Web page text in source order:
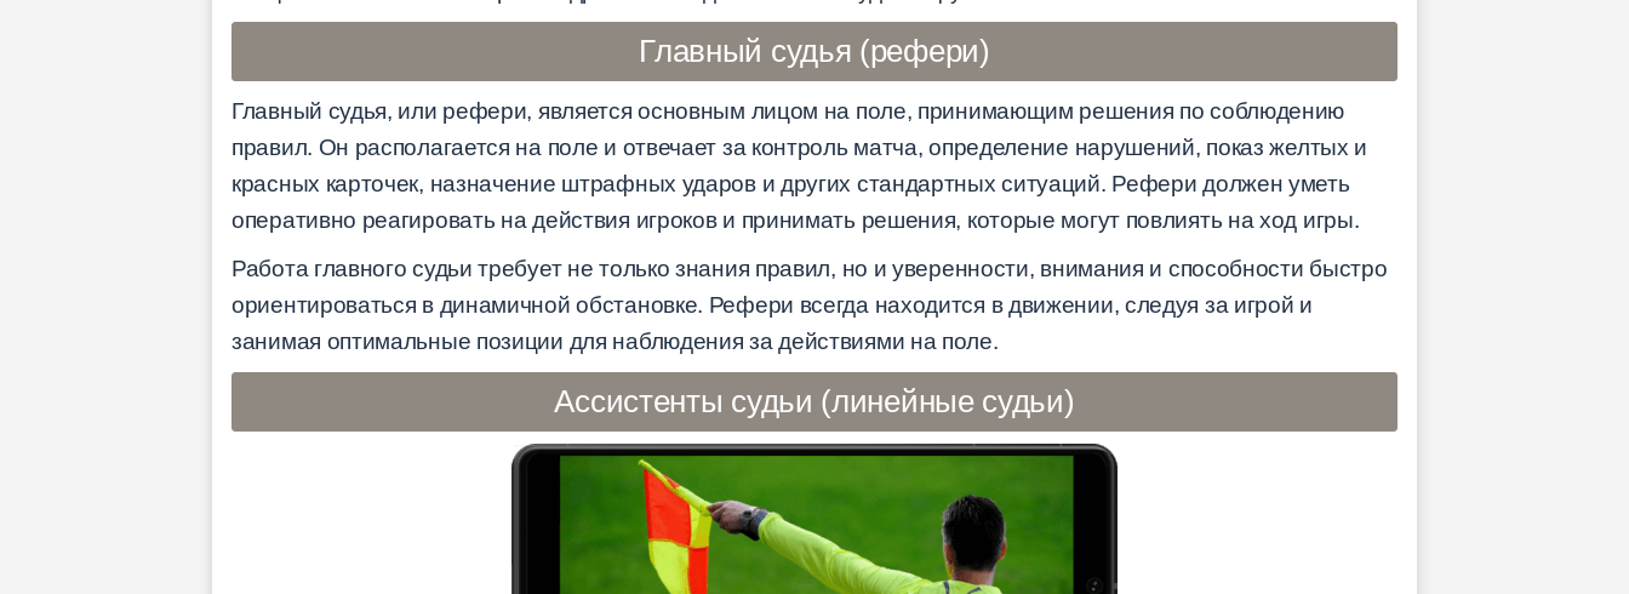
Главный судья (рефери)
Главный судья, или рефери, является основным лицом на поле, принимающим решения по соблюдению
правил. Он располагается на поле и отвечает за контроль матча, определение нарушений, показ желтых и
красных карточек, назначение штрафных ударов и других стандартных ситуаций. Рефери должен уметь
оперативно реагировать на действия игроков и принимать решения, которые могут повлиять на ход игры.
Работа главного судьи требует не только знания правил, но и уверенности, внимания и способности быстро
ориентироваться в динамичной обстановке. Рефери всегда находится в движении, следуя за игрой и
занимая оптимальные позиции для наблюдения за действиями на поле.
Ассистенты судьи (линейные судьи)